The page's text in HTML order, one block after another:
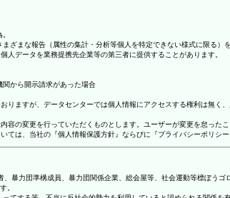
ざまな報告（属性の集計・分析等個人を特定できない様式に限る）
データを業務提携先企業等の第三者に提供することがあります。
から開示請求があった場合
ますが、データセンターでは個人情報にアクセスする権利は無く
の変更を行っていただくものとします。ユーザーが変更を怠っ
は、当社の『個人情報保護方針』ならびに『プライバシーポリシー
暴力団準構成員、暴力団関係企業、総会屋等、社会運動等標ぼ
。